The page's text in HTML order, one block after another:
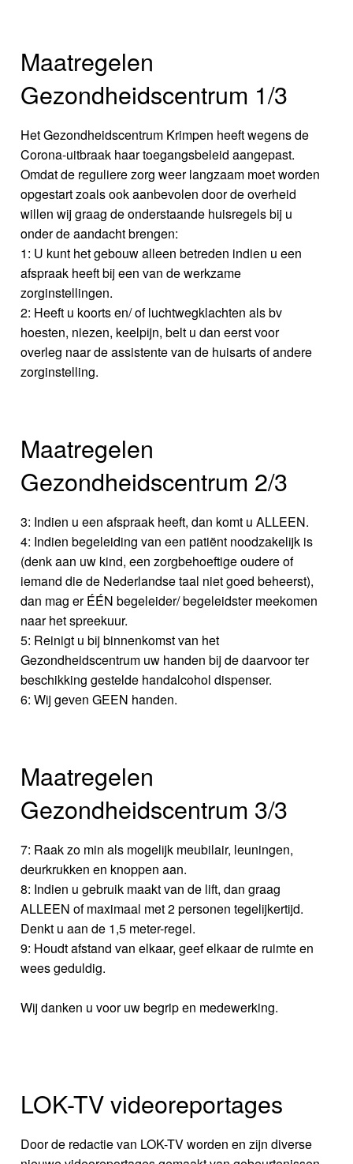
Maatregelen
Gezondheidscentrum 1/3
Het Gezondheidscentrum Krimpen heeft wegens de
Corona-uitbraak haar toegangsbeleid aangepast.
Omdat de reguliere zorg weer langzaam moet worden
opgestart zoals ook aanbevolen door de overheid
willen wij graag de onderstaande huisregels bij u
onder de aandacht brengen:
1: U kunt het gebouw alleen betreden indien u een
afspraak heeft bij een van de werkzame
zorginstellingen.
2: Heeft u koorts en/ of luchtwegklachten als bv
hoesten, niezen, keelpijn, belt u dan eerst voor
overleg naar de assistente van de huisarts of andere
zorginstelling.
Maatregelen
Gezondheidscentrum 2/3
3: Indien u een afspraak heeft, dan komt u ALLEEN.
4: Indien begeleiding van een patiënt noodzakelijk is
(denk aan uw kind, een zorgbehoeftige oudere of
iemand die de Nederlandse taal niet goed beheerst),
dan mag er ÉÉN begeleider/ begeleidster meekomen
naar het spreekuur.
5: Reinigt u bij binnenkomst van het
Gezondheidscentrum uw handen bij de daarvoor ter
beschikking gestelde handalcohol dispenser.
6: Wij geven GEEN handen.
Maatregelen
Gezondheidscentrum 3/3
7: Raak zo min als mogelijk meubilair, leuningen,
deurkrukken en knoppen aan.
8: Indien u gebruik maakt van de lift, dan graag
ALLEEN of maximaal met 2 personen tegelijkertijd.
Denkt u aan de 1,5 meter-regel.
9: Houdt afstand van elkaar, geef elkaar de ruimte en
wees geduldig.
Wij danken u voor uw begrip en medewerking.
LOK-TV videoreportages
Door de redactie van LOK-TV worden en zijn diverse